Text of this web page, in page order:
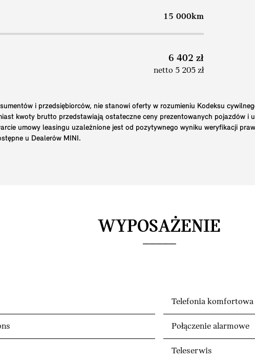
15 000km
6 402 zł
netto 5 205 zł
i przedsiębiorców, nie stanowi oferty w rozumieniu Kodeksu
kwoty brutto przedstawiają ostateczne ceny prezentowanych pojazdów i
umowy leasingu uzależnione jest od pozytywnego wyniku weryfikacji
u Dealerów MINI.
WYPOSAŻENIE
Telefonia komfortowa
Połączenie alarmowe
Teleserwis